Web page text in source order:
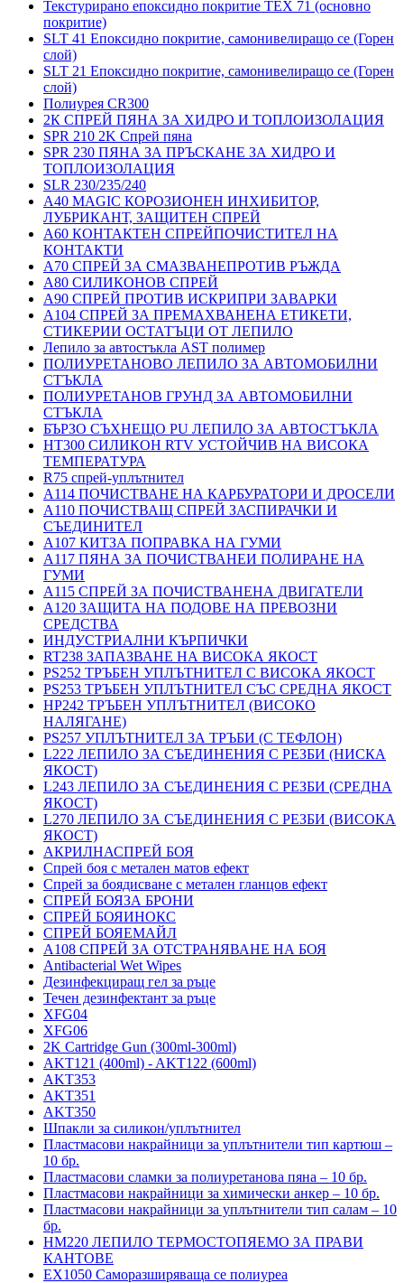
Текстурирано епоксидно покритие TEX 71 (основно
покритие)
SLT 41 Епоксидно покритие, самонивелиращо се (Горен
слой)
SLT 21 Епоксидно покритие, самонивелиращо се (Горен
слой)
Полиурея CR300
2К СПРЕЙ ПЯНА ЗА ХИДРО И ТОПЛОИЗОЛАЦИЯ
SPR 210 2K Спрей пяна
SPR 230 ПЯНА ЗА ПРЪСКАНЕ ЗА ХИДРО И
ТОПЛОИЗОЛАЦИЯ
SLR 230/235/240
A40 MAGIC КОРОЗИОНЕН ИНХИБИТОР,
ЛУБРИКАНТ, ЗАЩИТЕН СПРЕЙ
A60 КОНТАКТЕН СПРЕЙПОЧИСТИТЕЛ НА
КОНТАКТИ
A70 СПРЕЙ ЗА СМАЗВАНЕПРОТИВ РЪЖДА
A80 СИЛИКОНОВ СПРЕЙ
A90 СПРЕЙ ПРОТИВ ИСКРИПРИ ЗАВАРКИ
A104 СПРЕЙ ЗА ПРЕМАХВАНЕНА ЕТИКЕТИ,
СТИКЕРИИ ОСТАТЪЦИ ОТ ЛЕПИЛО
Лепило за автостъкла AST полимер
ПОЛИУРЕТАНОВО ЛЕПИЛО ЗА АВТОМОБИЛНИ
СТЪКЛА
ПОЛИУРЕТАНОВ ГРУНД ЗА АВТОМОБИЛНИ
СТЪКЛА
БЪРЗО СЪХНЕЩО PU ЛЕПИЛО ЗА АВТОСТЪКЛА
HT300 СИЛИКОН RTV УСТОЙЧИВ НА ВИСОКА
ТЕМПЕРАТУРА
R75 спрей-уплътнител
A114 ПОЧИСТВАНЕ НА КАРБУРАТОРИ И ДРОСЕЛИ
A110 ПОЧИСТВАЩ СПРЕЙ ЗАСПИРАЧКИ И
СЪЕДИНИТЕЛ
A107 КИТЗА ПОПРАВКА НА ГУМИ
A117 ПЯНА ЗА ПОЧИСТВАНЕИ ПОЛИРАНЕ НА
ГУМИ
A115 СПРЕЙ ЗА ПОЧИСТВАНЕНА ДВИГАТЕЛИ
A120 ЗАЩИТА НА ПОДОВЕ НА ПРЕВОЗНИ
СРЕДСТВА
ИНДУСТРИАЛНИ КЪРПИЧКИ
RT238 ЗАПАЗВАНЕ НА ВИСОКА ЯКОСТ
PS252 ТРЪБЕН УПЛЪТНИТЕЛ С ВИСОКА ЯКОСТ
PS253 ТРЪБЕН УПЛЪТНИТЕЛ СЪС СРЕДНА ЯКОСТ
HP242 ТРЪБЕН УПЛЪТНИТЕЛ (ВИСОКО
НАЛЯГАНЕ)
PS257 УПЛЪТНИТЕЛ ЗА ТРЪБИ (С ТЕФЛОН)
L222 ЛЕПИЛО ЗА СЪЕДИНЕНИЯ С РЕЗБИ (НИСКА
ЯКОСТ)
L243 ЛЕПИЛО ЗА СЪЕДИНЕНИЯ С РЕЗБИ (СРЕДНА
ЯКОСТ)
L270 ЛЕПИЛО ЗА СЪЕДИНЕНИЯ С РЕЗБИ (ВИСОКА
ЯКОСТ)
АКРИЛНАСПРЕЙ БОЯ
Спрей боя с метален матов ефект
Спрей за боядисване с метален гланцов ефект
СПРЕЙ БОЯЗА БРОНИ
СПРЕЙ БОЯИНОКС
СПРЕЙ БОЯЕМАЙЛ
A108 СПРЕЙ ЗА ОТСТРАНЯВАНЕ НА БОЯ
Antibacterial Wet Wipes
Дезинфекциращ гел за ръце
Течен дезинфектант за ръце
XFG04
XFG06
2K Cartridge Gun (300ml-300ml)
AKT121 (400ml) - AKT122 (600ml)
AKT353
AKT351
AKT350
Шпакли за силикон/уплътнител
Пластмасови накрайници за уплътнители тип картюш –
10 бр.
Пластмасови сламки за полиуретанова пяна – 10 бр.
Пластмасови накрайници за химически анкер – 10 бр.
Пластмасови накрайници за уплътнители тип салам – 10
бр.
HM220 ЛЕПИЛО ТЕРМОСТОПЯЕМО ЗА ПРАВИ
КАНТОВЕ
EX1050 Саморазширяваща се полиуреа